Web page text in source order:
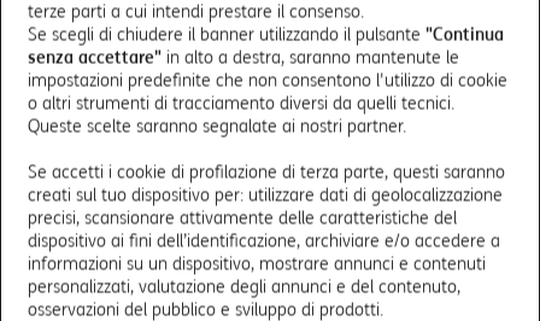
la gestione del traffico in tempo reale:
collegati attraverso il Mobile Edge Computing
possono analizzare e ridistribuire i flussi di traffico in
tempo reale, riducendo congestioni e incidenti. Grazie
alla bassa latenza garantita dal MEC, è possibile
navigazione per ottimizzare i percorsi
i sistemi di sicurezza avanzati: con telecamere e
droni connessi tramite MEC, è possibile monitorare
costantemente aree sensibili, rispondendo
tempestivamente a minacce o emergenze. Questi
dispositivi possono elaborare dati video e audio
terze parti a cui intendi prestare il consenso.
Se scegli di chiudere il banner utilizzando il pulsante "Continua
senza accettare" in alto a destra, saranno mantenute le
impostazioni predefinite che non consentono l'utilizzo di cookie
o altri strumenti di tracciamento diversi da quelli tecnici.
Queste scelte saranno segnalate ai nostri partner.
Se accetti i cookie di profilazione di terza parte, questi saranno
creati sul tuo dispositivo per: utilizzare dati di geolocalizzazione
precisi, scansionare attivamente delle caratteristiche del
dispositivo ai fini dell’identificazione, archiviare e/o accedere a
informazioni su un dispositivo, mostrare annunci e contenuti
personalizzati, valutazione degli annunci e del contenuto,
osservazioni del pubblico e sviluppo di prodotti.